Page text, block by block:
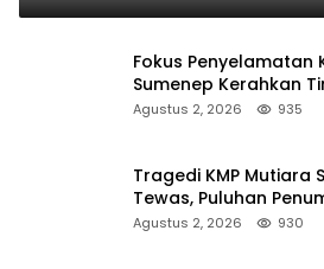
Fokus Penyelamatan
Sumenep Kerahkan
Ambulans ke
Agustus 2, 2026 935
Tragedi KMP Mutiara
Tewas, Puluhan
Pencarian
Agustus 2, 2026 930